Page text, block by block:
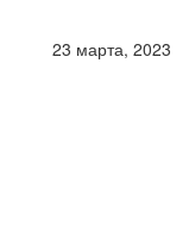
23 марта, 2023